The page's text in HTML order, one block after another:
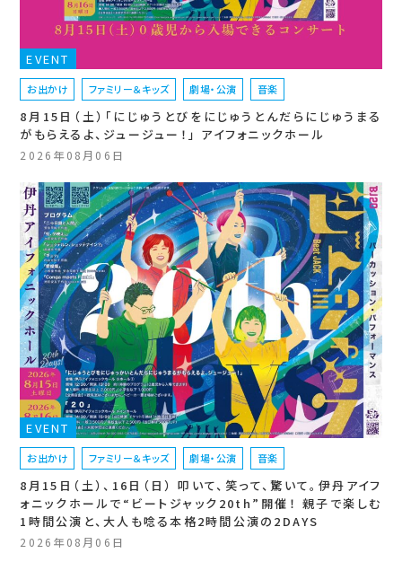
EVENT
お出かけ ファミリー＆キッズ 劇場・公演 音楽
8月15日（土）「にじゅうとびをにじゅうとんだらにじゅうまる
がもらえるよ、ジュージュー！」 アイフォニックホール
2026年08月06日
EVENT
お出かけ ファミリー＆キッズ 劇場・公演 音楽
8月15日（土）、16日（日） 叩いて、笑って、驚いて。伊丹アイフ
ォニックホールで“ビートジャック20th”開催！ 親子で楽しむ
1時間公演と、大人も唸る本格2時間公演の2DAYS
2026年08月06日